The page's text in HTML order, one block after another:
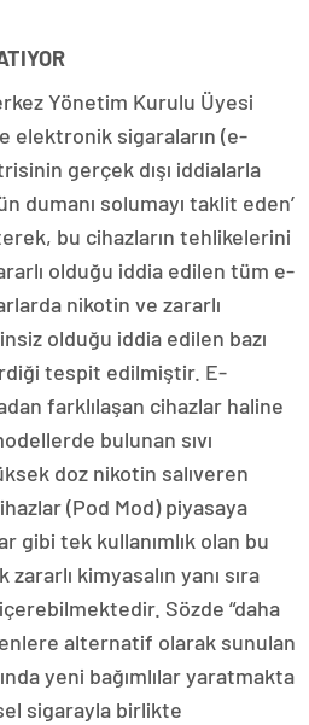
Yönetim Kurulu Üyesi
elektronik sigaraların (e-
gerçek dışı iddialarla
dumanı solumayı taklit eden’
bu cihazların tehlikelerini
olduğu iddia edilen tüm e-
nikotin ve zararlı
olduğu iddia edilen bazı
tespit edilmiştir. E-
farklılaşan cihazlar haline
bulunan sıvı
doz nikotin salıveren
(Pod Mod) piyasaya
gibi tek kullanımlık olan bu
kimyasalın yanı sıra
Sözde “daha
alternatif olarak sunulan
yeni bağımlılar yaratmakta
sigarayla birlikte